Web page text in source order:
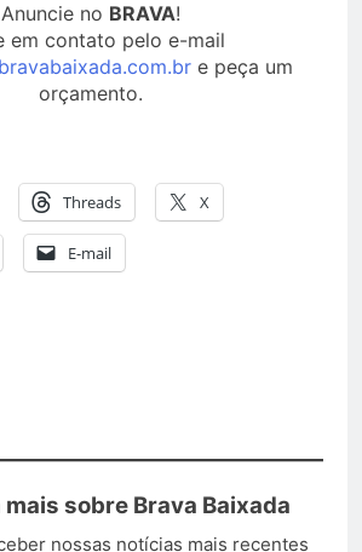
Anuncie no BRAVA!
em contato pelo e-mail
e peça um
orçamento.
Threads X
E-mail
sobre Brava Baixada
nossas notícias mais recentes